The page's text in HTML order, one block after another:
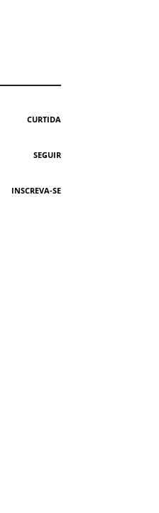
CURTIDA
SEGUIR
INSCREVA-SE